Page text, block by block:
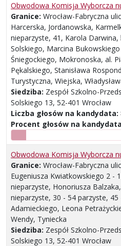
Obwodowa Komisja Wyborcza
Granice: Wrocław-Fabryczna
Harcerska, Jordanowska,
nieparzyste, 41, Karola Darwina,
Solskiego, Marcina Bukowskiego
Śniegockiego, Mokronoska, al.
Pękalskiego, Stanisława
Turystyczna, Wiejska,
Siedziba: Zespół Szkolno-
Solskiego 13, 52-401 Wrocław
Liczba głosów na kandydata:
Procent głosów na
Obwodowa Komisja Wyborcza
Granice: Wrocław-Fabryczna
Eugeniusza Kwiatkowskiego 2 -
nieparzyste, Honoriusza
nieparzyste, 30 - 54 parzyste,
Adamieckiego, Leona
Wendy, Tyniecka
Siedziba: Zespół Szkolno-
Solskiego 13, 52-401 Wrocław